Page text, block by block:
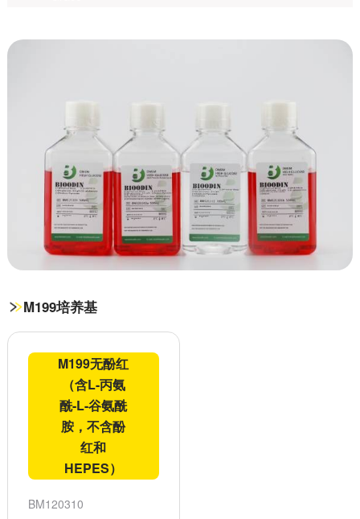
M199培养基
M199无酚红
（含L-丙氨
酰-L-谷氨酰
胺，不含酚
红和
HEPES）
BM120310